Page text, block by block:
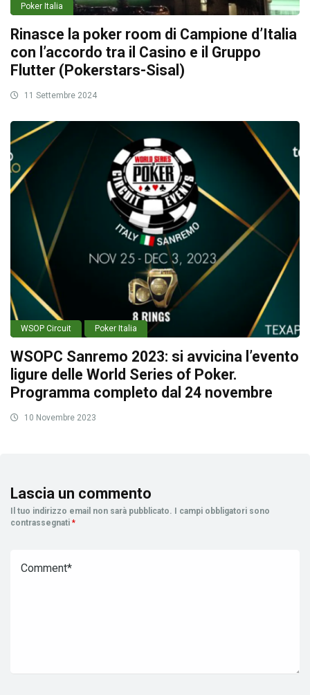
Poker Italia
Rinasce la poker room di Campione d’Italia
con l’accordo tra il Casino e il Gruppo
Flutter (Pokerstars-Sisal)
11 Settembre 2024
WSOP Circuit Poker Italia
WSOPC Sanremo 2023: si avvicina l’evento
ligure delle World Series of Poker.
Programma completo dal 24 novembre
10 Novembre 2023
Lascia un commento
Il tuo indirizzo email non sarà pubblicato.
I campi obbligatori sono
contrassegnati *